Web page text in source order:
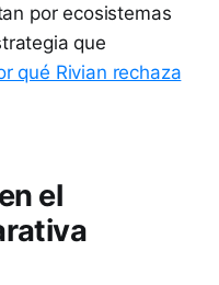
por ecosistemas
que
qué Rivian rechaza
el